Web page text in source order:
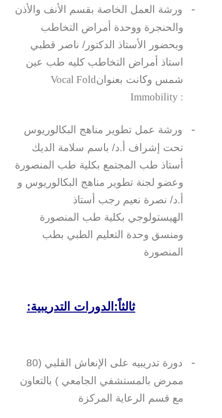
-
ورشة العمل الخاصة بقسم الأنف والأذن
والحنجرة ووحدة أمراض التخاطب
وبحضور الأستاذ الدكتور/ ناصر قطبي
استاذ أمراض التخاطب كليه طب عين
شمس وكانت بعنوانVocal Fold
Immobility :
-
ورشة عمل تطوير مناهج البكالوريوس
تحت إشراف أ.د/ باسم سلامة الديك
أستاذ طب المجتمع بكلية طب المنصورة
وعضو لجنة تطوير مناهج البكالوريوس و
أ.د/ نصرة نعيم رجب أستاذ
الهيستولوجي بكلية طب المنصورة
ومنسق وحدة التعليم الطبي بطب
المنصورة
ثالثاً:الدورات التدريبية:
-
دورة تدريبيه على الإنعاش القلبي (80
ممرض بالمستشفي الجامعي ) بالتعاون
مع قسم الرعاية المركزة